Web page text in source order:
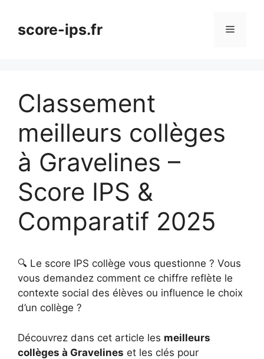
contenuscore-ips.fr Menu
Classement
meilleurs collèges
à Gravelines –
Score IPS &
Comparatif 2025
🔍 Le score IPS collège vous questionne ? Vous
vous demandez comment ce chiffre reflète le
contexte social des élèves ou influence le choix
d’un collège ?
Découvrez dans cet article les meilleurs
collèges à Gravelines et les clés pour